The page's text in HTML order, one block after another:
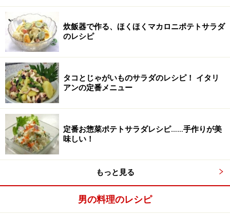
炊飯器で作る、ほくほくマカロニポテトサラダ
のレシピ
タコとじゃがいものサラダのレシピ！ イタリ
アンの定番メニュー
定番お惣菜ポテトサラダレシピ……手作りが美
味しい！
もっと見る
男の料理のレシピ